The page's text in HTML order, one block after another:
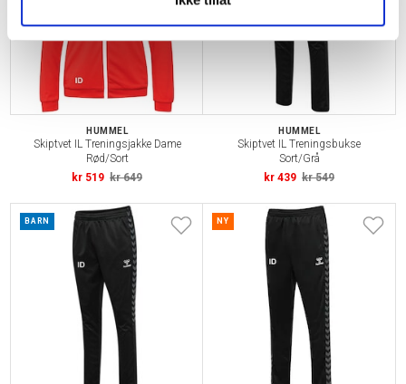
HUMMEL
Skiptvet IL Treningsjakke Dame
Rød/Sort
kr 519 kr 649
HUMMEL
Skiptvet IL Treningsbukse
Sort/Grå
kr 439 kr 549
BARN NY